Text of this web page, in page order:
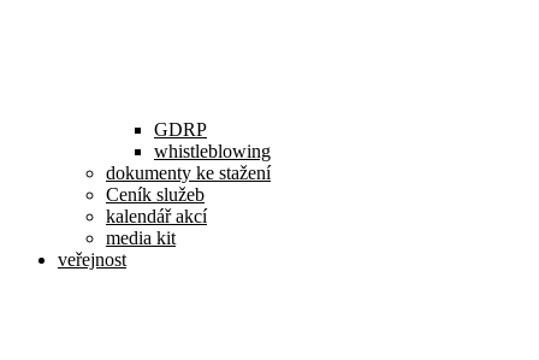
GDRP
whistleblowing
dokumenty ke stažení
Ceník služeb
kalendář akcí
media kit
veřejnost